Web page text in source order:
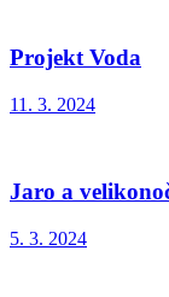
Projekt Voda
11. 3. 2024
Jaro a
5. 3. 2024